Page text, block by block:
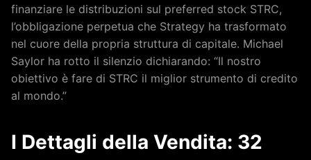
finanziare le distribuzioni sul preferred stock STRC,
l’obbligazione perpetua che Strategy ha trasformato
nel cuore della propria struttura di capitale. Michael
Saylor ha rotto il silenzio dichiarando: “Il nostro
obiettivo è fare di STRC il miglior strumento di credito
al mondo.”
I Dettagli della Vendita: 32